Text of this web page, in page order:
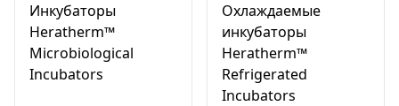
Инкубаторы
Heratherm™
Microbiological
Incubators
Охлаждаемые
инкубаторы
Heratherm™
Refrigerated
Incubators